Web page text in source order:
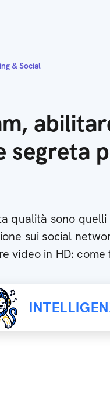
& Social
segreta
qualità sono
sui social
video in HD: come